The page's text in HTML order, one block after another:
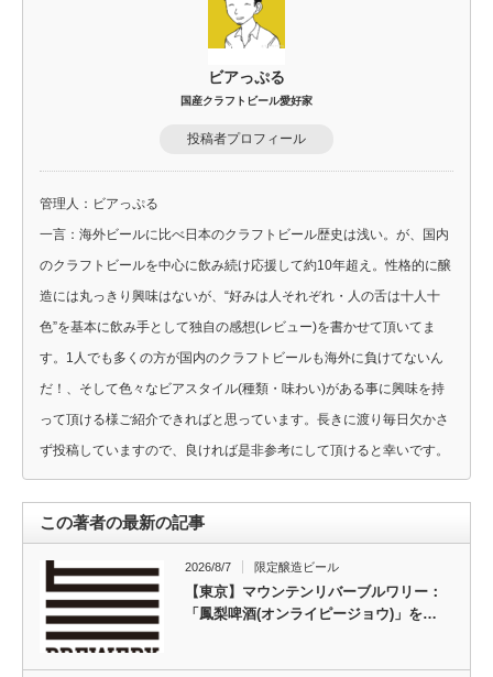
ビアっぷる
国産クラフトビール愛好家
投稿者プロフィール
管理人：ビアっぷる
一言：海外ビールに比べ日本のクラフトビール歴史は浅い。が、国内
のクラフトビールを中心に飲み続け応援して約10年超え。性格的に醸
造には丸っきり興味はないが、“好みは人それぞれ・人の舌は十人十
色”を基本に飲み手として独自の感想(レビュー)を書かせて頂いてま
す。1人でも多くの方が国内のクラフトビールも海外に負けてないん
だ！、そして色々なビアスタイル(種類・味わい)がある事に興味を持
って頂ける様ご紹介できればと思っています。長きに渡り毎日欠かさ
ず投稿していますので、良ければ是非参考にして頂けると幸いです。
この著者の最新の記事
2026/8/7 限定醸造ビール
【東京】マウンテンリバーブルワリー：
「鳳梨啤酒(オンライピージョウ)」を…